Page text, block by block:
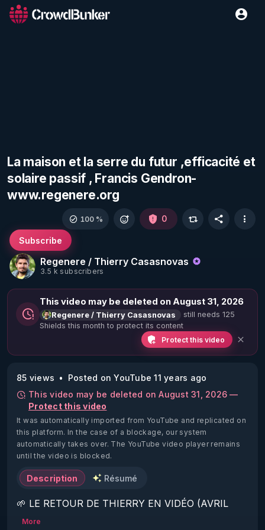
La maison et la serre du futur ,efficacité et
solaire passif , Francis Gendron-
www.regenere.org
Regenere / Thierry Casasnovas
3.5 k subscribers
Subscribe
100 % 0
This video may be deleted on August 31, 2026
Regenere / Thierry Casasnovas
still needs 125
Shields this month to protect its content
Protect this video
85 views
Posted on YouTube 11 years ago
This video may be deleted on August 31, 2026 —
Protect this video
It was automatically imported from YouTube and replicated on
this platform. In the case of a blockage, our system
automatically takes over. The YouTube video player remains
until the video is blocked.
Description Résumé
🌱 LE RETOUR DE THIERRY EN VIDÉO (AVRIL
2022)!
More